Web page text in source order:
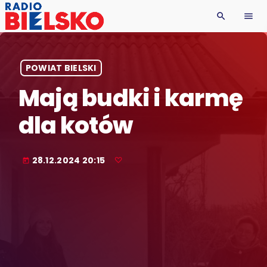
search menu
POWIAT BIELSKI
Mają budki i karmę
dla kotów
today 28.12.2024 20:15